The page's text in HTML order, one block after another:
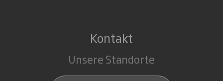
Kontakt
Unsere Standorte